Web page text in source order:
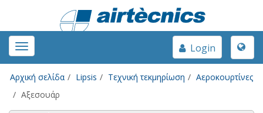
Toggle
navigation
Toggle
Login
Αρχική σελίδα Lipsis Τεχνική τεκμηρίωση
Αεροκουρτίνες
Αξεσουάρ